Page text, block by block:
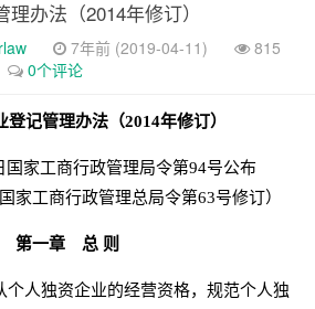
办法（2014年修订）
7年前 (2019-04-11)
815
0个评论
登记管理办法（2014年修订）
国家工商行政管理局令第94号公布
家工商行政管理总局令第63号修订）
第一章 总 则
独资企业的经营资格，规范个人独